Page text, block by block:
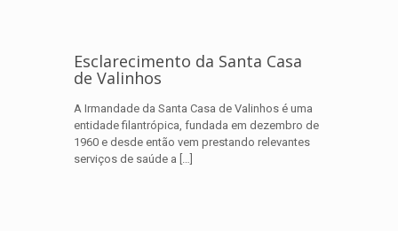
Esclarecimento da Santa Casa
de Valinhos
A Irmandade da Santa Casa de Valinhos é uma
entidade filantrópica, fundada em dezembro de
1960 e desde então vem prestando relevantes
serviços de saúde a […]